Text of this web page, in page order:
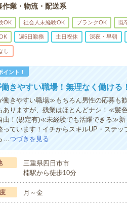
作業・物流・配送系
OK 社会人未経験OK ブランクOK 既
週5日勤務 土日祝休 深夜・早朝
し
イント！
きやすい職場！無理なく働ける！
きやすい職場≫もちろん男性の応募も
ありますが、残業はほとんどナシ！≪髪
由！(規定有)≪未経験でも活躍できる≫新
っています！イチからスキルUP・ステ
…つづきを見る
三重県四日市市
楠駅から徒歩10分
月～金